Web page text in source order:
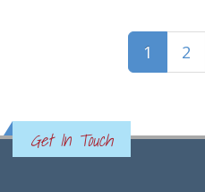
1 2
Get In Touch